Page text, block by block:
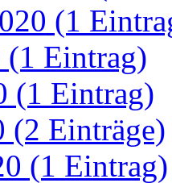
(1
Eintrag)
(1 Eintrag)
(2 Einträge)
(1 Eintrag)